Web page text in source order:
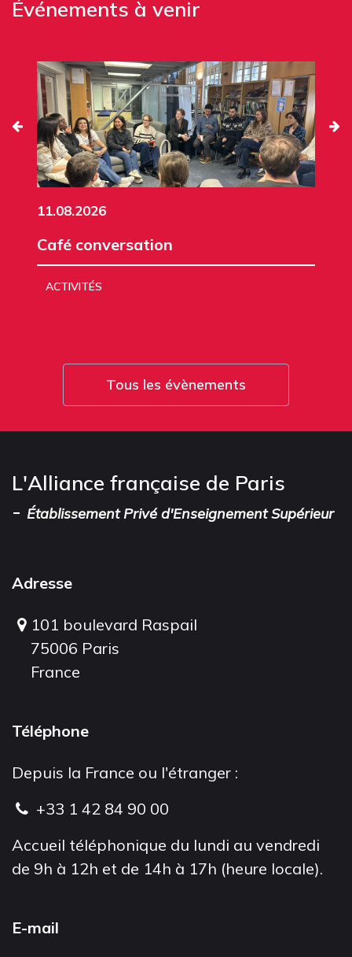
Événements à venir
11.08.2026
Café conversation
ACTIVITÉS
Tous les évènements
L'Alliance française de Paris
- Établissement Privé d'Enseignement Supérieur
Adresse
101 boulevard Raspail
75006 Paris
France
Téléphone
Depuis la France ou l'étranger :
+33 1 42 84 90 00
Accueil téléphonique du lundi au vendredi
de 9h à 12h et de 14h à 17h (heure locale).
E-mail